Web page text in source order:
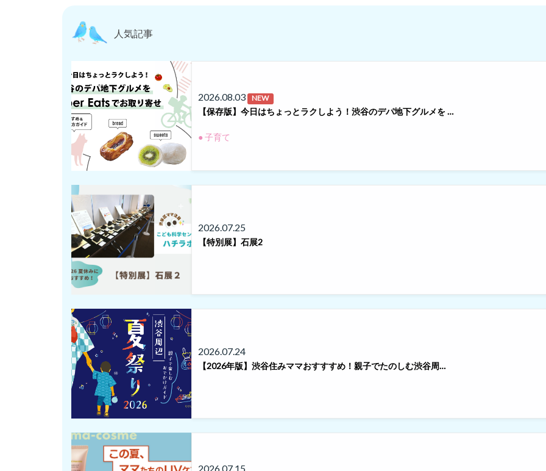
人気記事
2026.08.03 NEW
【保存版】今日はちょっとラクしよう！渋谷のデパ地下グルメを …
● 子育て
2026.07.25
【特別展】石展2
2026.07.24
【2026年版】渋谷住みママおすすすめ！親子でたのしむ渋谷周…
2026.07.15